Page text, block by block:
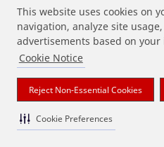
This website uses cookies on
navigation, analyze site
advertisements based on your
Cookie Notice
Reject Non-Essential Cookies
Cookie Preferences